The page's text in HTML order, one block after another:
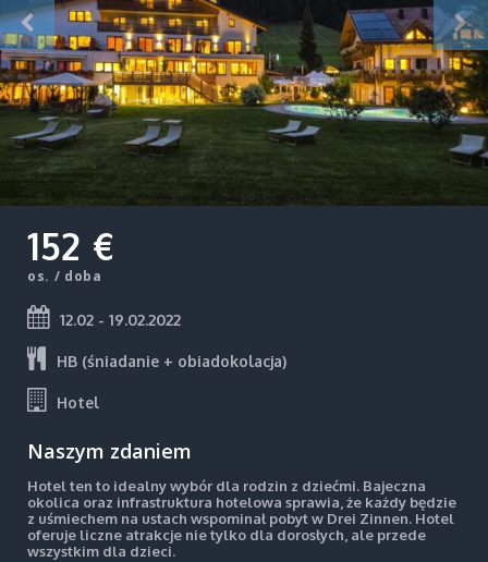
152 €
os. / doba
12.02 - 19.02.2022
HB (śniadanie + obiadokolacja)
Hotel
Naszym zdaniem
Hotel ten to idealny wybór dla rodzin z dziećmi. Bajeczna
okolica oraz infrastruktura hotelowa sprawia, że każdy będzie
z uśmiechem na ustach wspominał pobyt w Drei Zinnen. Hotel
oferuje liczne atrakcje nie tylko dla dorosłych, ale przede
wszystkim dla dzieci.